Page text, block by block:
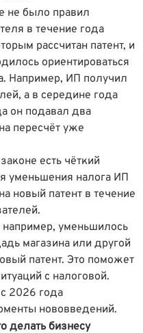
не было правил
в течение года
рассчитан патент, и
ориентироваться
Например, ИП получил
а в середине года
он подавал два
пересчёт уже
есть чёткий
уменьшения налога ИП
новый патент в течение
например, уменьшилось
магазина или другой
патент. Это поможет
с налоговой.
2026 года
нововведений.
делать бизнесу